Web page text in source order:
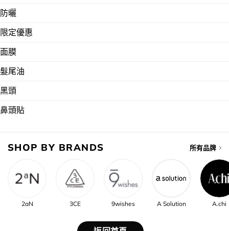
防曬
限定優惠
面膜
髮尾油
黑頭
鼻頭貼
SHOP BY BRANDS 所有品牌
2aN 3CE 9wishes A Solution A.chi